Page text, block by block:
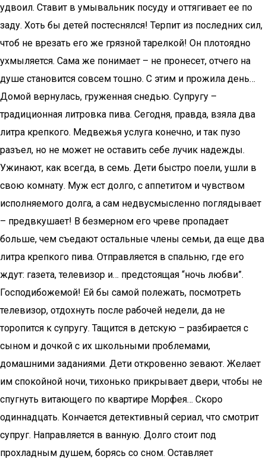
удвоил. Ставит в умывальник посуду и оттягивает ее по
заду. Хоть бы детей постеснялся! Терпит из последних сил,
чтоб не врезать его же грязной тарелкой! Он плотоядно
ухмыляется. Сама же понимает – не пронесет, отчего на
душе становится совсем тошно. С этим и прожила день…
Домой вернулась, груженная снедью. Супругу –
традиционная литровка пива. Сегодня, правда, взяла два
литра крепкого. Медвежья услуга конечно, и так пузо
разъел, но не может не оставить себе лучик надежды.
Ужинают, как всегда, в семь. Дети быстро поели, ушли в
свою комнату. Муж ест долго, с аппетитом и чувством
исполняемого долга, а сам недвусмысленно поглядывает
– предвкушает! В безмерном его чреве пропадает
больше, чем съедают остальные члены семьи, да еще два
литра крепкого пива. Отправляется в спальню, где его
ждут: газета, телевизор и… предстоящая “ночь любви”.
Господибожемой! Ей бы самой полежать, посмотреть
телевизор, отдохнуть после рабочей недели, да не
торопится к супругу. Тащится в детскую – разбирается с
сыном и дочкой с их школьными проблемами,
домашними заданиями. Дети откровенно зевают. Желает
им спокойной ночи, тихонько прикрывает двери, чтобы не
спугнуть витающего по квартире Морфея… Скоро
одиннадцать. Кончается детективный сериал, что смотрит
супруг. Направляется в ванную. Долго стоит под
прохладным душем, борясь со сном. Оставляет